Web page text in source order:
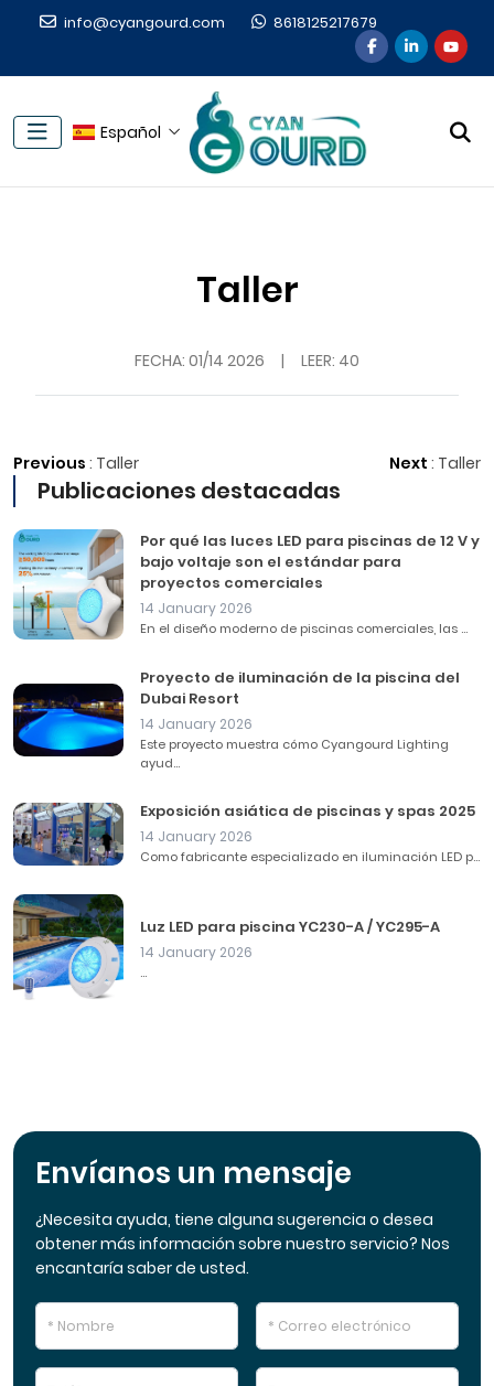
info@cyangourd.com 8618125217679
Español
Taller
FECHA: 01/14 2026 | LEER: 40
Previous : Taller Next : Taller
Publicaciones destacadas
Por qué las luces LED para piscinas de 12 V y
bajo voltaje son el estándar para
proyectos comerciales
14 January 2026
En el diseño moderno de piscinas comerciales, las ...
Proyecto de iluminación de la piscina del
Dubai Resort
14 January 2026
Este proyecto muestra cómo Cyangourd Lighting
ayud...
Exposición asiática de piscinas y spas 2025
14 January 2026
Como fabricante especializado en iluminación LED p...
Luz LED para piscina YC230-A / YC295-A
14 January 2026
...
Envíanos un mensaje
¿Necesita ayuda, tiene alguna sugerencia o desea
obtener más información sobre nuestro servicio? Nos
encantaría saber de usted.